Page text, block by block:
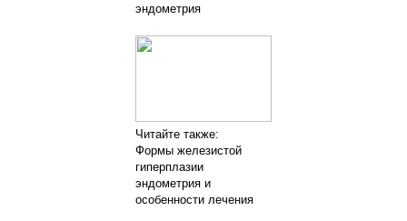
эндометрия
Читайте также:
Формы железистой
гиперплазии
эндометрия и
особенности лечения